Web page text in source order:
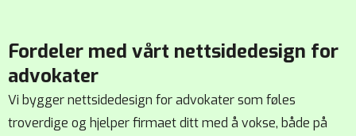
Fordeler med vårt nettsidedesign for
advokater
Vi byggernettsidedesign for advokatersom føles
troverdige og hjelper firmaet ditt med å vokse, både på